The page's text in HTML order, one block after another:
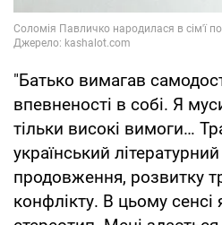
"Батько вимагав
впевненості в собі. Я
тільки високі вимоги…
український
продовження, розвитку
конфлікту. В цьому